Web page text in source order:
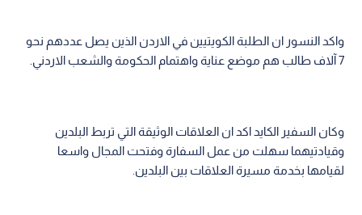
واكد النسور ان الطلبة الكويتيين في الاردن الذين يصل عددهم نحو
7 آلاف طالب هم موضع عناية واهتمام الحكومة والشعب الاردني.
وكان السفير الكايد اكد ان العلاقات الوثيقة التي تربط البلدين
وقيادتيهما سهلت من عمل السفارة وفتحت المجال واسعا
لقيامها بخدمة مسيرة العلاقات بين البلدين.